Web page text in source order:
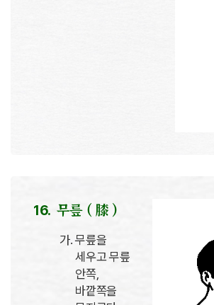
무릎 ( 膝 )
무릎을
세우고 무릎
안쪽,
바깥쪽을